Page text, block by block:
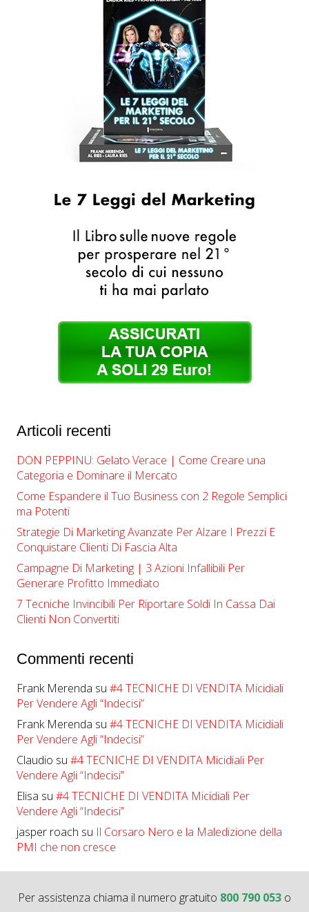
Articoli recenti
DON PEPPINU: Gelato Verace | Come Creare una
Categoria e Dominare il Mercato
Come Espandere il Tuo Business con 2 Regole Semplici
ma Potenti
Strategie Di Marketing Avanzate Per Alzare I Prezzi E
Conquistare Clienti Di Fascia Alta
Campagne Di Marketing | ​​3 Azioni Infallibili Per
Generare Profitto Immediato
7 Tecniche Invincibili Per Riportare Soldi In Cassa Dai
Clienti Non Convertiti
Commenti recenti
Frank Merenda su #4 TECNICHE DI VENDITA Micidiali
Per Vendere Agli “Indecisi”
Frank Merenda su #4 TECNICHE DI VENDITA Micidiali
Per Vendere Agli “Indecisi”
Claudio su #4 TECNICHE DI VENDITA Micidiali Per
Vendere Agli “Indecisi”
Elisa su #4 TECNICHE DI VENDITA Micidiali Per
Vendere Agli “Indecisi”
jasper roach su Il Corsaro Nero e la Maledizione della
PMI che non cresce
Per assistenza chiama il numero gratuito 800 790 053 o